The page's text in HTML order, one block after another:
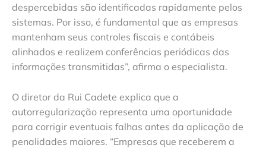
despercebidas são identificadas rapidamente pelos
sistemas. Por isso, é fundamental que as empresas
mantenham seus controles fiscais e contábeis
alinhados e realizem conferências periódicas das
informações transmitidas”, afirma o especialista.
O diretor da Rui Cadete explica que a
autorregularização representa uma oportunidade
para corrigir eventuais falhas antes da aplicação de
penalidades maiores. “Empresas que receberem a